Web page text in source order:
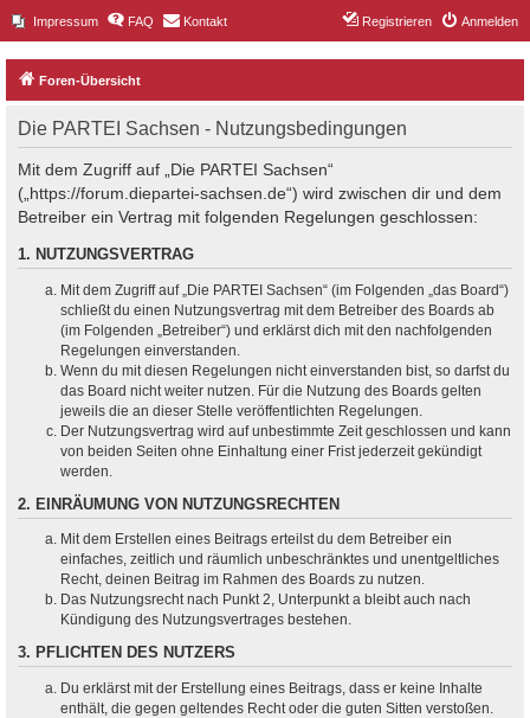
Impressum FAQ Kontakt Anmelden
Registrieren
Foren-Übersicht
Die PARTEI Sachsen - Nutzungsbedingungen
Mit dem Zugriff auf „Die PARTEI Sachsen“
(„https://forum.diepartei-sachsen.de“) wird zwischen dir und dem
Betreiber ein Vertrag mit folgenden Regelungen geschlossen:
1. NUTZUNGSVERTRAG
Mit dem Zugriff auf „Die PARTEI Sachsen“ (im Folgenden „das Board“)
schließt du einen Nutzungsvertrag mit dem Betreiber des Boards ab
(im Folgenden „Betreiber“) und erklärst dich mit den nachfolgenden
Regelungen einverstanden.
Wenn du mit diesen Regelungen nicht einverstanden bist, so darfst du
das Board nicht weiter nutzen. Für die Nutzung des Boards gelten
jeweils die an dieser Stelle veröffentlichten Regelungen.
Der Nutzungsvertrag wird auf unbestimmte Zeit geschlossen und kann
von beiden Seiten ohne Einhaltung einer Frist jederzeit gekündigt
werden.
2. EINRÄUMUNG VON NUTZUNGSRECHTEN
Mit dem Erstellen eines Beitrags erteilst du dem Betreiber ein
einfaches, zeitlich und räumlich unbeschränktes und unentgeltliches
Recht, deinen Beitrag im Rahmen des Boards zu nutzen.
Das Nutzungsrecht nach Punkt 2, Unterpunkt a bleibt auch nach
Kündigung des Nutzungsvertrages bestehen.
3. PFLICHTEN DES NUTZERS
Du erklärst mit der Erstellung eines Beitrags, dass er keine Inhalte
enthält, die gegen geltendes Recht oder die guten Sitten verstoßen.